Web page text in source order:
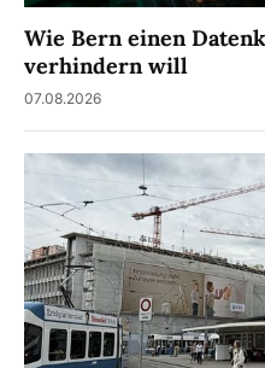
Wie Bern einen
verhindern will
07.08.2026